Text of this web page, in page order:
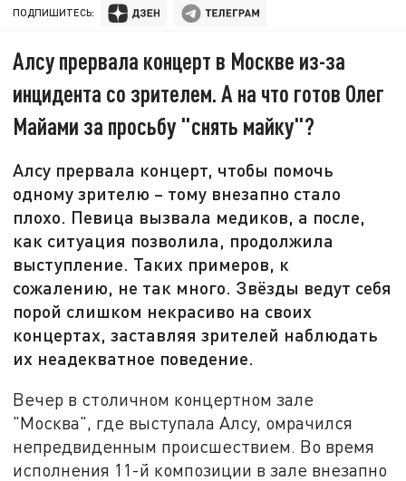
ПОДПИШИТЕСЬ:
Алсу прервала концерт в Москве из-за
инцидента со зрителем. А на что готов Олег
Майами за просьбу "снять майку"?
Алсу прервала концерт, чтобы помочь
одному зрителю – тому внезапно стало
плохо. Певица вызвала медиков, а после,
как ситуация позволила, продолжила
выступление. Таких примеров, к
сожалению, не так много. Звёзды ведут себя
порой слишком некрасиво на своих
концертах, заставляя зрителей наблюдать
их неадекватное поведение.
Вечер в столичном концертном зале
"Москва", где выступала Алсу, омрачился
непредвиденным происшествием. Во время
исполнения 11-й композиции в зале внезапно